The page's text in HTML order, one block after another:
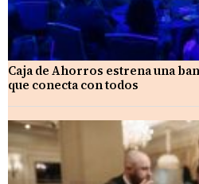
Caja de Ahorros estrena una
que conecta con todos